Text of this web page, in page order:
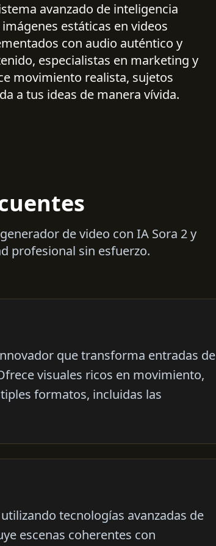
avanzado de inteligencia
estáticas en videos
con audio auténtico y
especialistas en marketing y
movimiento realista, sujetos
a tus ideas de manera vívida.
de video con IA Sora 2 y
profesional sin esfuerzo.
que transforma entradas de
visuales ricos en movimiento,
formatos, incluidas las
tecnologías avanzadas de
escenas coherentes con